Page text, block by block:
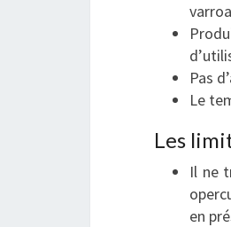
Pas
Le
Les
Il ne
en